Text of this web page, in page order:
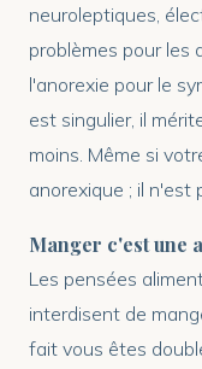
neuroleptiques,
problèmes pour les
l'anorexie pour le
est singulier, il
moins. Même si
anorexique ; il n'est
Manger c'est une
Les pensées
interdisent de
fait vous êtes